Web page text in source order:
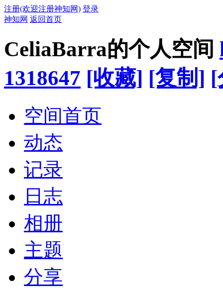
注册(欢迎注册神知网) 登录
神知网 返回首页
CeliaBarra的个人空间
1318647 [收藏] [复制] [
空间首页
动态
记录
日志
相册
主题
分享